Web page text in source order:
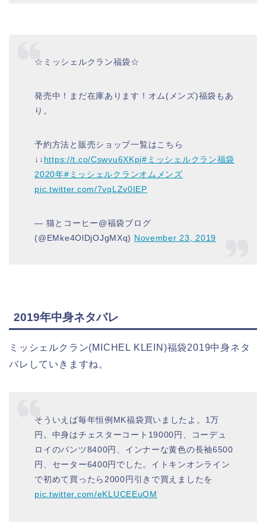
☆ミッシェルクラン福袋☆
発売中！まだ在庫あります！オム(メンズ)福袋もあ
り。
予約方法と販売ショップ一覧はこちら
↓↓ https://t.co/Cswvu6XKpj#ミッシェルクラン福袋
2020年#ミッシェルクランオムメンズ
pic.twitter.com/7vqLZv0IEP
— 猫とコーヒー@福袋ブログ
(@EMke4OlDjOJgMXq) November 23, 2019
2019年中身ネタバレ
ミッシェルクラン(MICHEL KLEIN)福袋2019中身ネタ
バレしていきますね。
そういえば毎年恒例MK福袋買いましたよ。1万
円。中身はチェスターコート19000円、コーデュ
ロイのパンツ8400円、インナーな黄色の長袖6500
円、セーター6400円でした。イトキンオンライン
で初めて買ったら2000円引きで買えましたを
pic.twitter.com/eKLUCEEuOM